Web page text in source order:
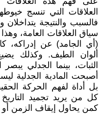
العلاقات التي تنسج
فالسبب والنتيجة يتداخلان
سياق العلاقات العامة، وهذا
(أي الجامد) عن إدراكه،
ألوان الطيف. وكذلك
الثبات، بينما الجدلي
أصبحت المادية الجدلية
بل أداة لفهم الحركة
كل من يريد تجميد
كمن يحاول إيقاف الزمن أو